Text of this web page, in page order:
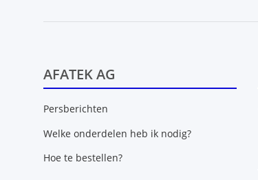
AFATEK AG
Persberichten
Welke onderdelen heb ik nodig?
Hoe te bestellen?